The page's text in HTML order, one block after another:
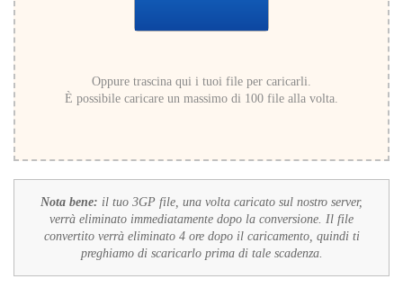
Oppure trascina qui i tuoi file per caricarli.
È possibile caricare un massimo di 100 file alla volta.
Nota bene: il tuo 3GP file, una volta caricato sul nostro server,
verrà eliminato immediatamente dopo la conversione. Il file
convertito verrà eliminato 4 ore dopo il caricamento, quindi ti
preghiamo di scaricarlo prima di tale scadenza.